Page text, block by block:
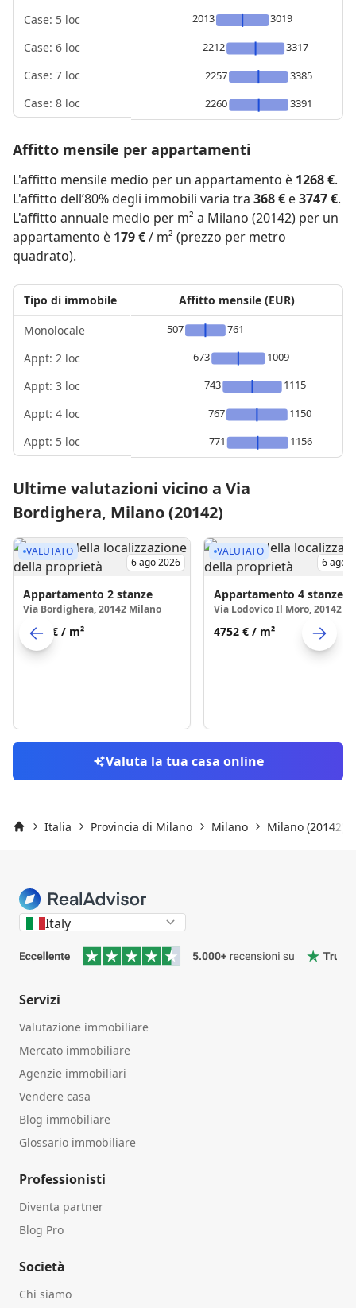
Case: 5 loc
Case: 6 loc
Case: 7 loc
Case: 8 loc
2013
3019
2212
3317
2257
3385
2260
3391
Affitto mensile per appartamenti
L'affitto mensile medio per un appartamento è 1268 €.
L'affitto dell’80% degli immobili varia tra 368 € e3747 €.
L'affitto annuale medio per m² a Milano (20142) per un
appartamento è 179 €/ m² (prezzo per metro
quadrato).
Tipo di immobile
Monolocale
Appt: 2 loc
Appt: 3 loc
Appt: 4 loc
Appt: 5 loc
Affitto mensile (EUR)
507
761
673
1009
743
1115
767
1150
771
1156
Ultime valutazioni vicino a Via
Bordighera, Milano (20142)
VALUTATO
6 ago 2026
Appartamento 2 stanze
Via Bordighera, 20142 Milano
4968 € / m²
VALUTATO
6 ago
Appartamento 4 stanze
4752 € / m²
Valuta la tua casa online
Italia Provincia di Milano Milano Milano (20142)
Italy
Servizi
Valutazione immobiliare
Mercato immobiliare
Agenzie immobiliari
Vendere casa
Blog immobiliare
Glossario immobiliare
Professionisti
Diventa partner
Blog Pro
Società
Chi siamo